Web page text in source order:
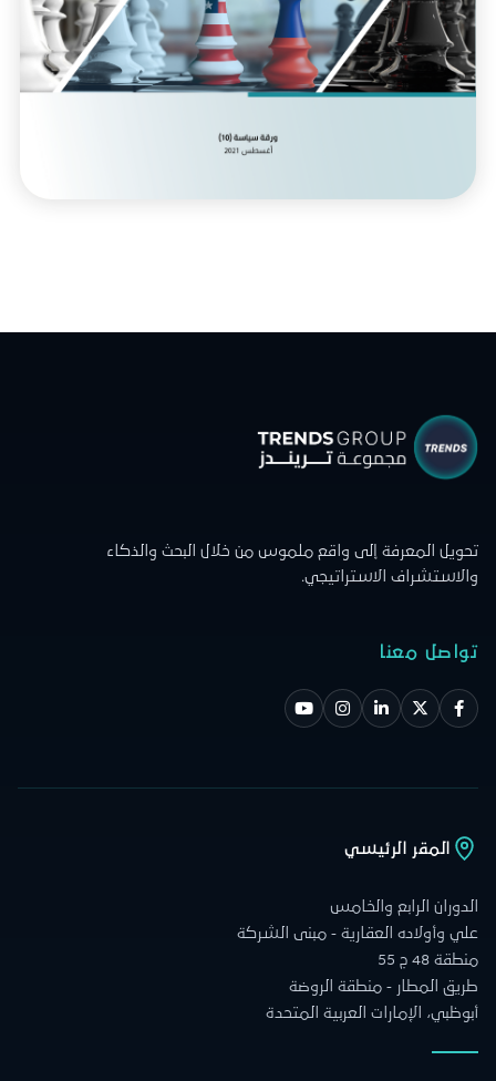
تحويل المعرفة إلى واقع ملموس من خلال البحث والذكاء
والاستشراف الاستراتيجي.
تواصل معنا
المقر الرئيسي
الدوران الرابع والخامس
علي وأولاده العقارية - مبنى الشركة
منطقة 48 ج 55
طريق المطار - منطقة الروضة
أبوظبي، الإمارات العربية المتحدة